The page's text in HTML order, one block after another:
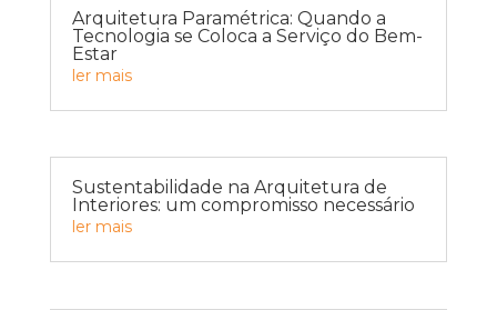
Arquitetura Paramétrica: Quando a
Tecnologia se Coloca a Serviço do Bem-
Estar
ler mais
Sustentabilidade na Arquitetura de
Interiores: um compromisso necessário
ler mais